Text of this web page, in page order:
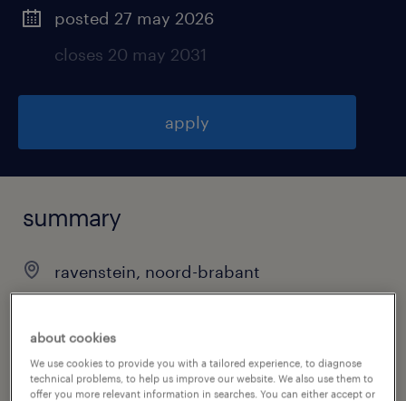
posted 27 may 2026
closes 20 may 2031
apply
summary
ravenstein, noord-brabant
permanent
about cookies
We use cookies to provide you with a tailored experience, to diagnose
technical problems, to help us improve our website. We also use them to
offer you more relevant information in searches. You can either accept or